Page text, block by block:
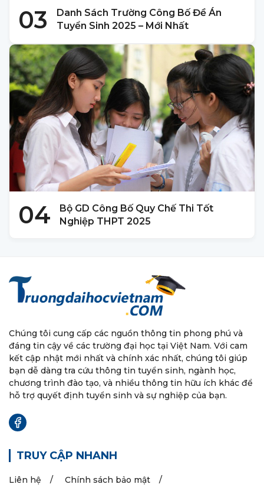
03
Danh Sách Trường Công Bố Đề Án
Tuyển Sinh 2025 – Mới Nhất
04
Bộ GD Công Bố Quy Chế Thi Tốt
Nghiệp THPT 2025
Chúng tôi cung cấp các nguồn thông tin phong phú và
đáng tin cậy về các trường đại học tại Việt Nam. Với cam
kết cập nhật mới nhất và chính xác nhất, chúng tôi giúp
bạn dễ dàng tra cứu thông tin tuyển sinh, ngành học,
chương trình đào tạo, và nhiều thông tin hữu ích khác để
hỗ trợ quyết định tuyển sinh và sự nghiệp của bạn.
TRUY CẬP NHANH
Liên hệ
Chính sách bảo mật